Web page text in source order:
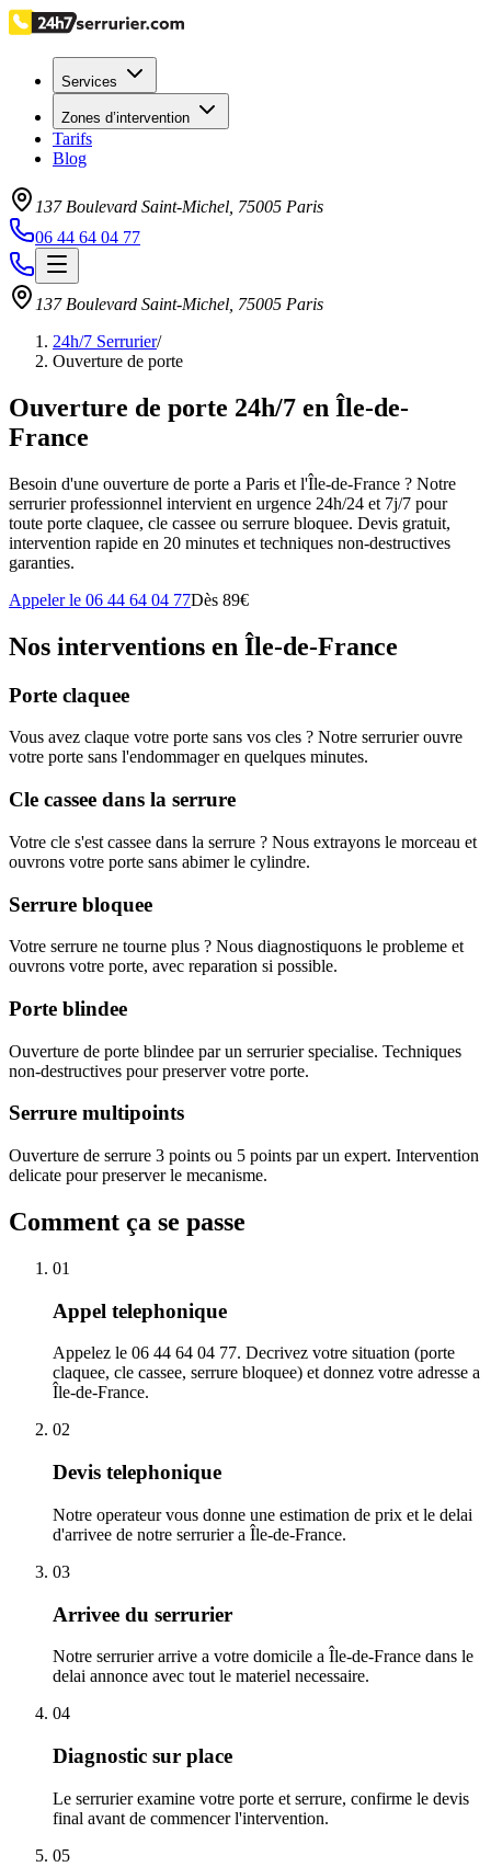
Services
Zones d’intervention
Tarifs
Blog
137 Boulevard Saint-Michel 75005 Paris
06 44 64 04 77
137 Boulevard Saint-Michel 75005 Paris
24h/7 Serrurier/
Ouverture de porte
Ouverture de porte 24h/7 en Île-de-
France
Besoin d'une ouverture de porte a Paris et l'Île-de-France ? Notre
serrurier professionnel intervient en urgence 24h/24 et 7j/7 pour
toute porte claquee, cle cassee ou serrure bloquee. Devis gratuit,
intervention rapide en 20 minutes et techniques non-destructives
garanties.
Appeler le 06 44 64 04 77Dès 89€
Nos interventions en Île-de-France
Porte claquee
Vous avez claque votre porte sans vos cles ? Notre serrurier ouvre
votre porte sans l'endommager en quelques minutes.
Cle cassee dans la serrure
Votre cle s'est cassee dans la serrure ? Nous extrayons le morceau et
ouvrons votre porte sans abimer le cylindre.
Serrure bloquee
Votre serrure ne tourne plus ? Nous diagnostiquons le probleme et
ouvrons votre porte, avec reparation si possible.
Porte blindee
Ouverture de porte blindee par un serrurier specialise. Techniques
non-destructives pour preserver votre porte.
Serrure multipoints
Ouverture de serrure 3 points ou 5 points par un expert. Intervention
delicate pour preserver le mecanisme.
Comment ça se passe
01
Appel telephonique
Appelez le 06 44 64 04 77. Decrivez votre situation (porte
claquee, cle cassee, serrure bloquee) et donnez votre adresse a
Île-de-France.
02
Devis telephonique
Notre operateur vous donne une estimation de prix et le delai
d'arrivee de notre serrurier a Île-de-France.
03
Arrivee du serrurier
Notre serrurier arrive a votre domicile a Île-de-France dans le
delai annonce avec tout le materiel necessaire.
04
Diagnostic sur place
Le serrurier examine votre porte et serrure, confirme le devis
final avant de commencer l'intervention.
05